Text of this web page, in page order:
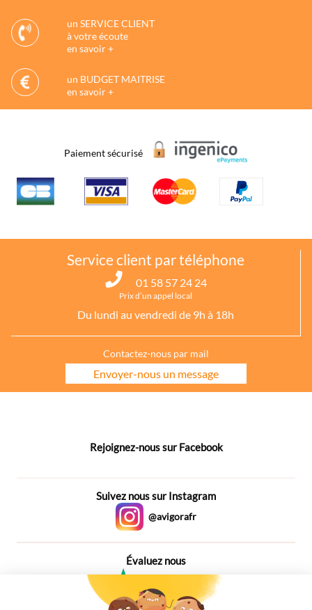
un SERVICE CLIENT
à votre écoute
en savoir +
un BUDGET MAITRISE
en savoir +
Paiement sécurisé
Service client par téléphone
01 58 57 24 24
Prix d’un appel local
Du lundi au vendredi de 9h à 18h
Contactez-nous par mail
Envoyer-nous un message
Rejoignez-nous sur Facebook
Suivez nous sur Instagram
@avigorafr
Évaluez nous
Plus de 650 Avis